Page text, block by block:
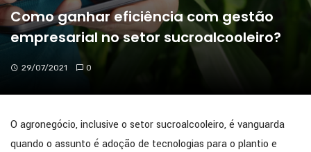
Como ganhar eficiência com gestão
empresarial no setor sucroalcooleiro?
29/07/2021 0
O agronegócio, inclusive o setor sucroalcooleiro, é vanguarda
quando o assunto é adoção de tecnologias para o plantio e